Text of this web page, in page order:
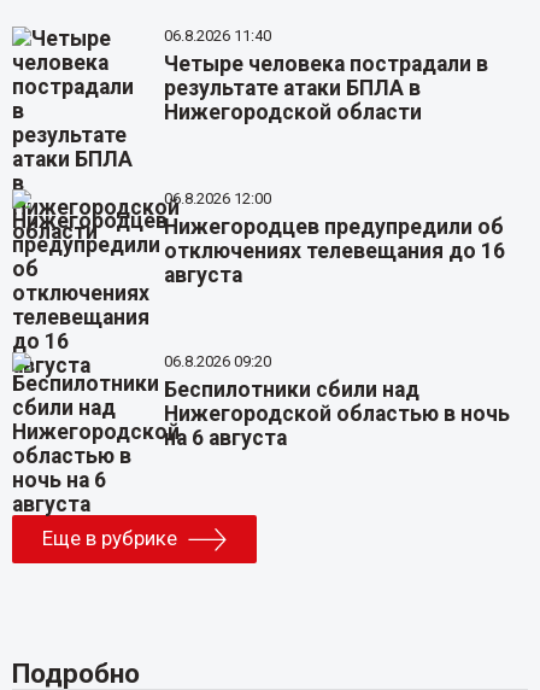
06.8.2026 11:40
Четыре человека пострадали в
результате атаки БПЛА в
Нижегородской области
06.8.2026 12:00
Нижегородцев предупредили об
отключениях телевещания до 16
августа
06.8.2026 09:20
Беспилотники сбили над
Нижегородской областью в ночь
на 6 августа
Еще в рубрике
Подробно